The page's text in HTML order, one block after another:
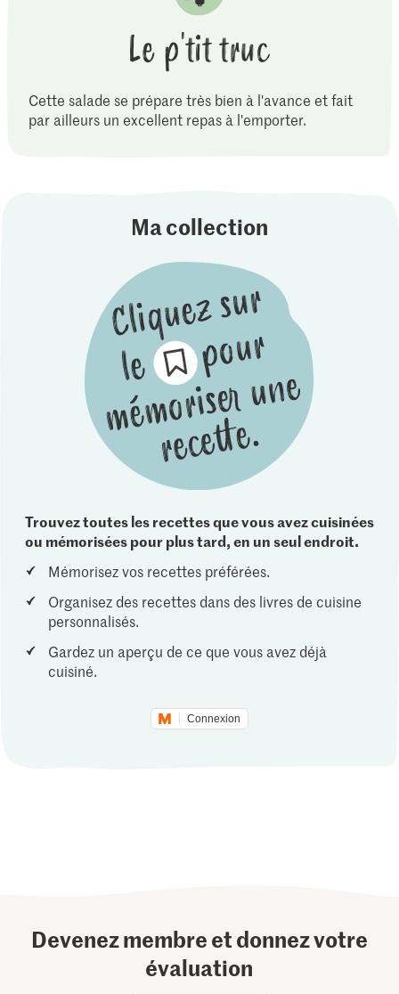
Le p'tit truc
Cette salade se prépare très bien à l'avance et fait
par ailleurs un excellent repas à l'emporter.
Ma collection
Trouvez toutes les recettes que vous avez cuisinées
ou mémorisées pour plus tard, en un seul endroit.
Mémorisez vos recettes préférées.
Organisez des recettes dans des livres de cuisine
personnalisés.
Gardez un aperçu de ce que vous avez déjà
cuisiné.
Connexion
Devenez membre et donnez votre
évaluation